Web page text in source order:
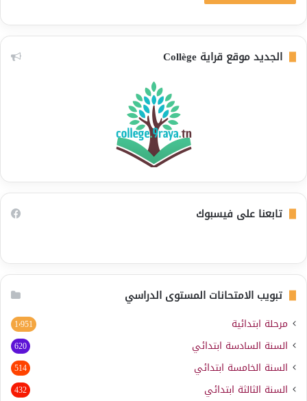
الجديد موقع قراية Collège
تابعنا على فيسبوك
تبويب الامتحانات المستوى الدراسي
مرحلة ابتدائية 1٬951
السنة السادسة ابتدائي 620
السنة الخامسة ابتدائي 514
السنة الثالثة ابتدائي 432